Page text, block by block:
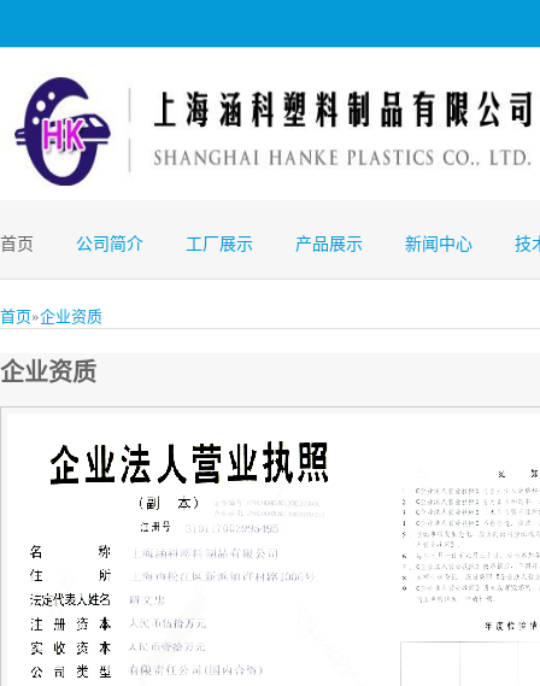
首页 公司简介 工厂展示 产品展示 新闻中心 技
首页»企业资质
企业资质